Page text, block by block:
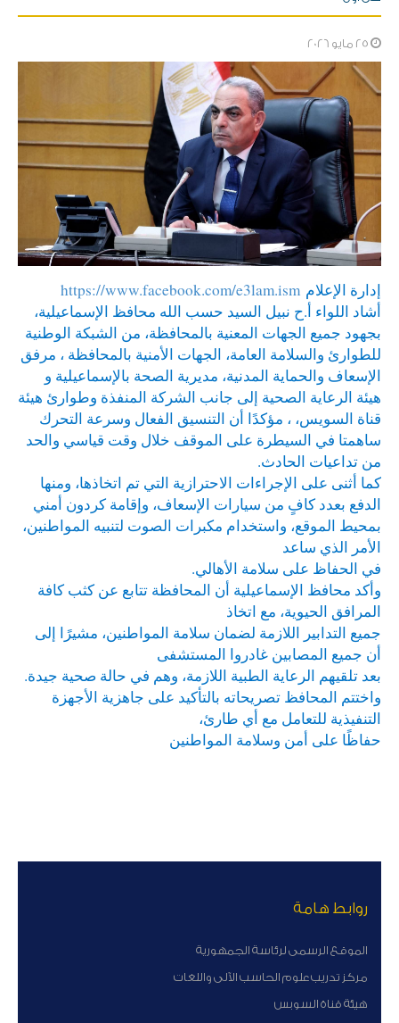
إدارة الإعلام https://www.facebook.com/e3lam.ism
أشاد اللواء أ.ح نبيل السيد حسب الله محافظ الإسماعيلية،
بجهود جميع الجهات المعنية بالمحافظة، من الشبكة الوطنية
للطوارئ والسلامة العامة، الجهات الأمنية بالمحافظة ، مرفق
الإسعاف والحماية المدنية، مديرية الصحة بالإسماعيلية و
هيئة الرعاية الصحية إلى جانب الشركة المنفذة وطوارئ هيئة
قناة السويس، ، مؤكدًا أن التنسيق الفعال وسرعة التحرك
ساهمتا في السيطرة على الموقف خلال وقت قياسي والحد
من تداعيات الحادث.
كما أثنى على الإجراءات الاحترازية التي تم اتخاذها، ومنها
الدفع بعدد كافٍ من سيارات الإسعاف، وإقامة كردون أمني
بمحيط الموقع، واستخدام مكبرات الصوت لتنبيه المواطنين،
الأمر الذي ساعد
في الحفاظ على سلامة الأهالي.
وأكد محافظ الإسماعيلية أن المحافظة تتابع عن كثب كافة
المرافق الحيوية، مع اتخاذ
جميع التدابير اللازمة لضمان سلامة المواطنين، مشيرًا إلى
أن جميع المصابين غادروا المستشفى
بعد تلقيهم الرعاية الطبية اللازمة، وهم في حالة صحية جيدة.
واختتم المحافظ تصريحاته بالتأكيد على جاهزية الأجهزة
التنفيذية للتعامل مع أي طارئ،
حفاظًا على أمن وسلامة المواطنين
روابط هامة
الموقع الرسمى لرئاسة الجمهورية
مركز تدريب علوم الحاسب الآلى واللغات
هيئة قناة السوبس